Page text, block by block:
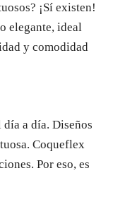
¡Sí existen!
elegante, ideal
y comodidad
a día. Diseños
Coqueflex
Por eso, es